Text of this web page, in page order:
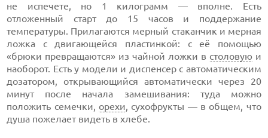
не испечете, но 1 килограмм — вполне. Есть
отложенный старт до 15 часов и поддержание
температуры. Прилагаются мерный стаканчик и мерная
ложка с двигающейся пластинкой: с её помощью
«брюки превращаются» из чайной ложки в столовую и
наоборот. Есть у модели и диспенсер с автоматическим
дозатором, открывающийся автоматически через 20
минут после начала замешивания: туда можно
положить семечки, орехи, сухофрукты — в общем, что
душа пожелает видеть в хлебе.